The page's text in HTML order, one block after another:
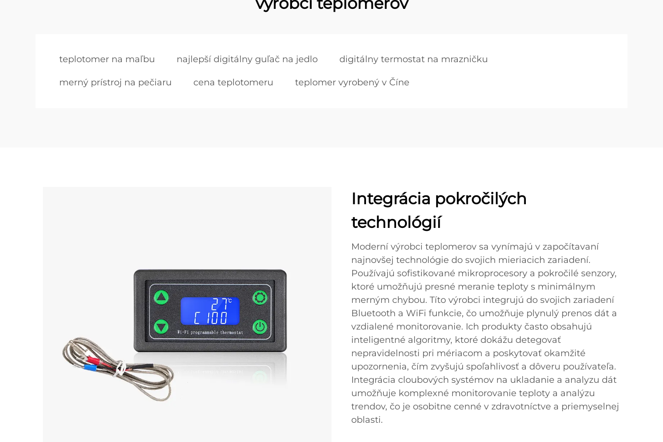
teplotomer na maľbu najlepší digitálny guľač na jedlo digitálny termostat na mrazničku
merný prístroj na pečiaru cena teplotomeru teplomer vyrobený v Číne
Integrácia pokročilých
technológií
Moderní výrobci teplomerov sa vynímajú v započítavaní
najnovšej technológie do svojich mieriacich zariadení.
Používajú sofistikované mikroprocesory a pokročilé senzory,
ktoré umožňujú presné meranie teploty s minimálnym
merným chybou. Títo výrobci integrujú do svojich zariadení
Bluetooth a WiFi funkcie, čo umožňuje plynulý prenos dát a
vzdialené monitorovanie. Ich produkty často obsahujú
inteligentné algoritmy, ktoré dokážu detegovať
nepravidelnosti pri mériacom a poskytovať okamžité
upozornenia, čím zvyšujú spoľahlivosť a dôveru používateľa.
Integrácia cloubových systémov na ukladanie a analyzu dát
umožňuje komplexné monitorovanie teploty a analýzu
trendov, čo je osobitne cenné v zdravotníctve a priemyselnej
oblasti.